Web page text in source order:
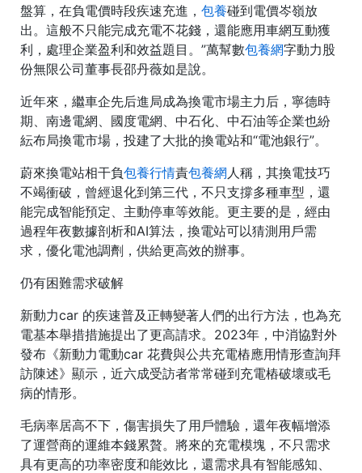
盤算，在負電價時段疾速充進， 包養碰到電價岑嶺放
出。這般不只能完成充電不花錢，還能應用車網互動獲
利，處理企業盈利和效益題目。”萬幫數包養網字動力股
份無限公司董事長邵丹薇如是說。
近年來，繼車企先后進局成為換電市場主力后，寧德時
期、南邊電網、國度電網、中石化、中石油等企業也紛
紜布局換電市場，投建了大批的換電站和“電池銀行”。
蔚來換電站相干負包養行情責包養網人稱，其換電技巧
不竭衝破，曾經退化到第三代，不只支撐多種車型，還
能完成智能預定、主動停車等效能。更主要的是，經由
過程年夜數據剖析和AI算法，換電站可以猜測用戶需
求，優化電池調劑，供給更高效的辦事。
仍有困難需求破解
新動力car 的疾速普及正轉變著人們的出行方法，也為充
電基本舉措措施提出了更高請求。2023年，中消協對外
發布《新動力電動car 花費與公共充電樁應用情形查詢拜
訪陳述》顯示，近六成受訪者常常碰到充電樁破壞或毛
病的情形。
毛病率居高不下，傷害損失了用戶體驗，還年夜幅增添
了運營商的運維本錢累贅。將來的充電模塊，不只需求
具有更高的功率密度和能效比，還需求具有智能感知、